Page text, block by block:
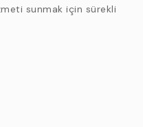
sunmak için sürekli